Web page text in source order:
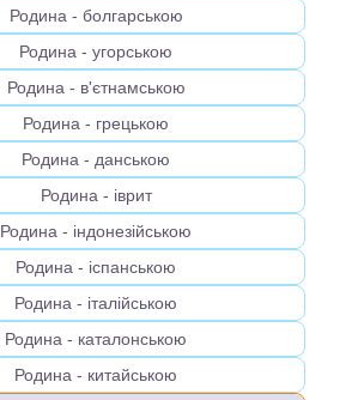
Родина - болгарською
Родина - угорською
Родина - в'єтнамською
Родина - грецькою
Родина - данською
Родина - іврит
Родина - індонезійською
Родина - іспанською
Родина - італійською
Родина - каталонською
Родина - китайською